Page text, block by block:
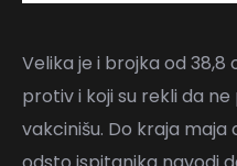
Velika je i brojka od 38,8
protiv i koji su rekli da
vakcinišu. Do kraja maja